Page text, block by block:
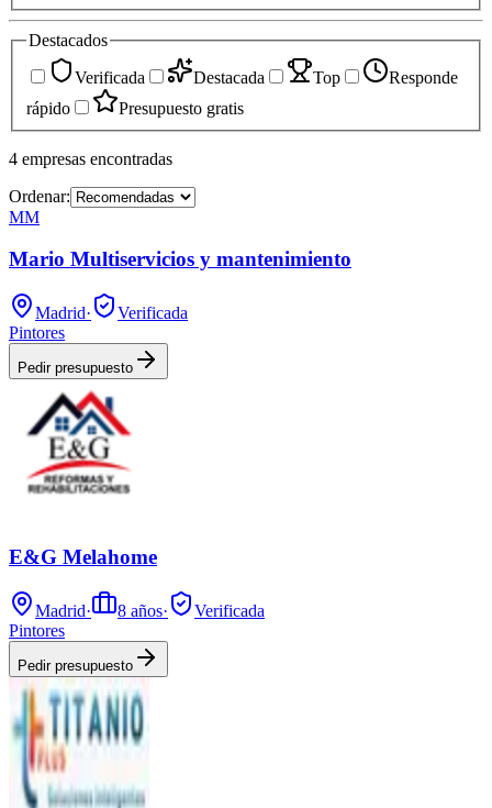
Destacados
Verificada
Destacada Top
Responde
rápido
Presupuesto gratis
4 empresas encontradas
Ordenar:
MM
Mario Multiservicios y mantenimiento
Madrid·
Verificada
Pintores
Pedir presupuesto
E&G Melahome
Madrid· 8 años·
Verificada
Pintores
Pedir presupuesto